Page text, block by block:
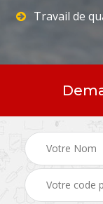
Travail de